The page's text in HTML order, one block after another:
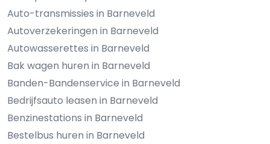
Auto-transmissies in Barneveld
Autoverzekeringen in Barneveld
Autowasserettes in Barneveld
Bak wagen huren in Barneveld
Banden-Bandenservice in Barneveld
Bedrijfsauto leasen in Barneveld
Benzinestations in Barneveld
Bestelbus huren in Barneveld